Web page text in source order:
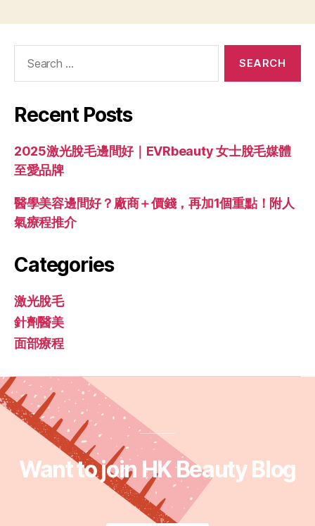
Recent Posts
2025激光脫毛邊間好｜EVRbeauty 女士脫毛媒體
至愛品牌
醫學美容邊間好？廠商＋價錢，再加1個重點！附人
氣療程推介
Categories
激光脫毛
針劑醫美
面部療程
Want to join HK Beauty Blog